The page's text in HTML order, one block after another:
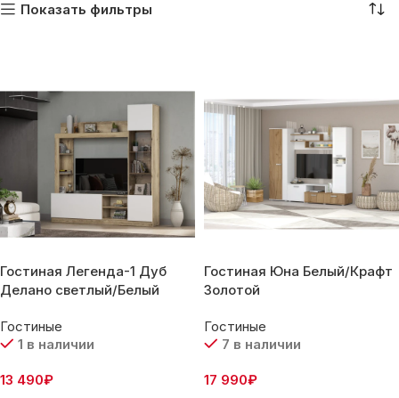
Показать фильтры
Гостиная Легенда-1 Дуб
Делано светлый/Белый
Гостиные
1 в наличии
13 490₽
Гостиная Юна Белый/Крафт
Золотой
Гостиные
7 в наличии
17 990₽